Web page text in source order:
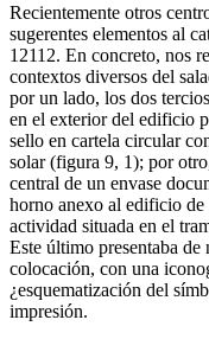
Recientemente otros
sugerentes elementos al
12112. En concreto, nos
contextos diversos del
por un lado, los dos
en el exterior del edificio
sello en cartela circular
solar (figura 9, 1); por
central de un envase
horno anexo al edificio de
actividad situada en el
Este último presentaba de
colocación, con una
¿esquematización del
impresión.